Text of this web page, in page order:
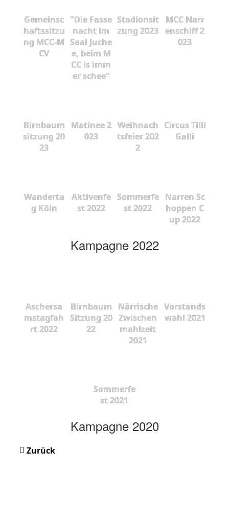
Gemeinsc
haftssitzu
ng MCC-M
CV
"Die Fasse
nacht im
Saal Juche
e, beim M
CC is imm
er schee"
Stadionsit
zung 2023
MCC Narr
enschiff 2
023
Birnbaum
sitzung 20
23
Matinee 2
023
Weihnach
tsfeier 202
2
Circus Tilli
Galli
Wanderta
g Köln
Aktivenfe
st 2022
Sommerfe
st 2022
Narren Sc
hoppen C
up 2022
Kampagne 2022
Aschersa
mstagfah
rt 2022
Birnbaum
Sitzung 20
22
Närrische
Zwischen
mahlzeit
2021
Vorstands
wahl 2021
Sommerfe
st 2021
Kampagne 2020
Zurück